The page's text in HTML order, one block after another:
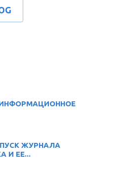
ИНФОРМАЦИОННОЕ
ЖУРНАЛА
И ЕЕ...